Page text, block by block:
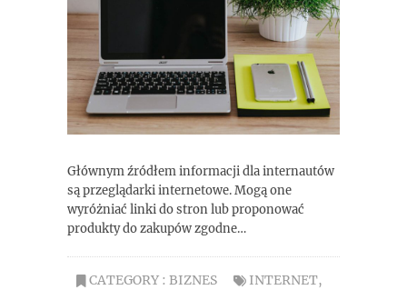
Głównym źródłem informacji dla internautów
są przeglądarki internetowe. Mogą one
wyróżniać linki do stron lub proponować
produkty do zakupów zgodne…
CATEGORY : BIZNES INTERNET,